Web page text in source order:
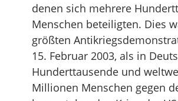
denen sich mehrere
Menschen beteiligten. Dies
größten
15. Februar 2003, als in
Hunderttausende und
Millionen Menschen gegen